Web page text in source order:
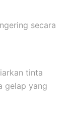
secara
tinta
gelap yang